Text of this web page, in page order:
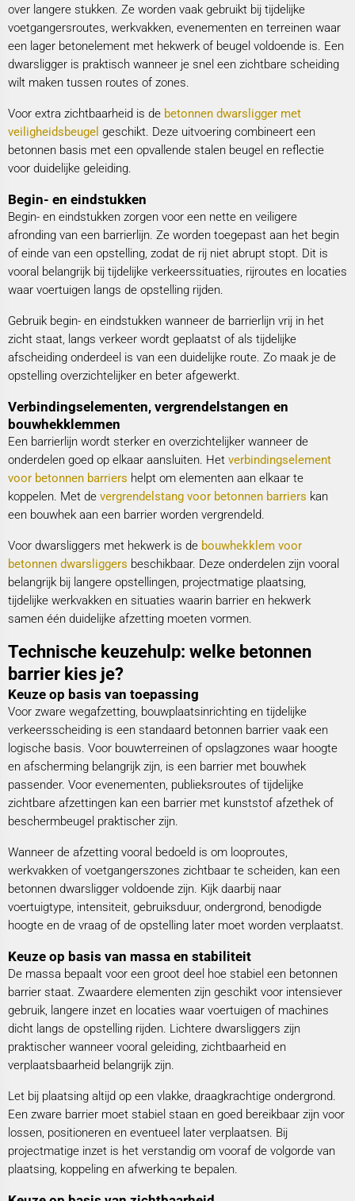
over langere stukken. Ze worden vaak gebruikt bij tijdelijke
voetgangersroutes, werkvakken, evenementen en terreinen waar
een lager betonelement met hekwerk of beugel voldoende is. Een
dwarsligger is praktisch wanneer je snel een zichtbare scheiding
wilt maken tussen routes of zones.
Voor extra zichtbaarheid is de betonnen dwarsligger met
veiligheidsbeugel geschikt. Deze uitvoering combineert een
betonnen basis met een opvallende stalen beugel en reflectie
voor duidelijke geleiding.
Begin- en eindstukken
Begin- en eindstukken zorgen voor een nette en veiligere
afronding van een barrierlijn. Ze worden toegepast aan het begin
of einde van een opstelling, zodat de rij niet abrupt stopt. Dit is
vooral belangrijk bij tijdelijke verkeerssituaties, rijroutes en locaties
waar voertuigen langs de opstelling rijden.
Gebruik begin- en eindstukken wanneer de barrierlijn vrij in het
zicht staat, langs verkeer wordt geplaatst of als tijdelijke
afscheiding onderdeel is van een duidelijke route. Zo maak je de
opstelling overzichtelijker en beter afgewerkt.
Verbindingselementen, vergrendelstangen en
bouwhekklemmen
Een barrierlijn wordt sterker en overzichtelijker wanneer de
onderdelen goed op elkaar aansluiten. Het verbindingselement
voor betonnen barriers helpt om elementen aan elkaar te
koppelen. Met de vergrendelstang voor betonnen barriers kan
een bouwhek aan een barrier worden vergrendeld.
Voor dwarsliggers met hekwerk is de bouwhekklem voor
betonnen dwarsliggers beschikbaar. Deze onderdelen zijn vooral
belangrijk bij langere opstellingen, projectmatige plaatsing,
tijdelijke werkvakken en situaties waarin barrier en hekwerk
samen één duidelijke afzetting moeten vormen.
Technische keuzehulp: welke betonnen
barrier kies je?
Keuze op basis van toepassing
Voor zware wegafzetting, bouwplaatsinrichting en tijdelijke
verkeersscheiding is een standaard betonnen barrier vaak een
logische basis. Voor bouwterreinen of opslagzones waar hoogte
en afscherming belangrijk zijn, is een barrier met bouwhek
passender. Voor evenementen, publieksroutes of tijdelijke
zichtbare afzettingen kan een barrier met kunststof afzethek of
beschermbeugel praktischer zijn.
Wanneer de afzetting vooral bedoeld is om looproutes,
werkvakken of voetgangerszones zichtbaar te scheiden, kan een
betonnen dwarsligger voldoende zijn. Kijk daarbij naar
voertuigtype, intensiteit, gebruiksduur, ondergrond, benodigde
hoogte en de vraag of de opstelling later moet worden verplaatst.
Keuze op basis van massa en stabiliteit
De massa bepaalt voor een groot deel hoe stabiel een betonnen
barrier staat. Zwaardere elementen zijn geschikt voor intensiever
gebruik, langere inzet en locaties waar voertuigen of machines
dicht langs de opstelling rijden. Lichtere dwarsliggers zijn
praktischer wanneer vooral geleiding, zichtbaarheid en
verplaatsbaarheid belangrijk zijn.
Let bij plaatsing altijd op een vlakke, draagkrachtige ondergrond.
Een zware barrier moet stabiel staan en goed bereikbaar zijn voor
lossen, positioneren en eventueel later verplaatsen. Bij
projectmatige inzet is het verstandig om vooraf de volgorde van
plaatsing, koppeling en afwerking te bepalen.